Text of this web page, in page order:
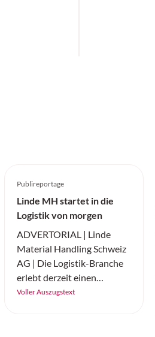
Publireportage
Linde MH startet in die
Logistik von morgen
ADVERTORIAL | Linde
Material Handling Schweiz
AG | Die Logistik-Branche
erlebt derzeit einen
tiefgreifenden Wandel,
Voller Auszugstext